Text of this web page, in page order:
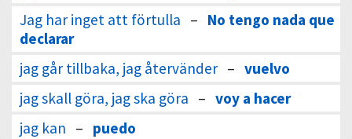
Jag har inget att förtulla – No tengo nada que
declarar
jag går tillbaka, jag återvänder – vuelvo
jag skall göra, jag ska göra – voy a hacer
jag kan – puedo